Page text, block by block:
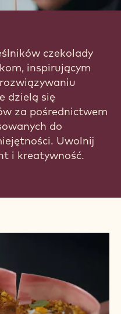
czekolady
się
za pośrednictwem
do
Uwolnij
i kreatywność.